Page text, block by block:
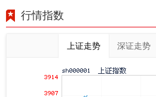
行情指数
上证走势 深证走势